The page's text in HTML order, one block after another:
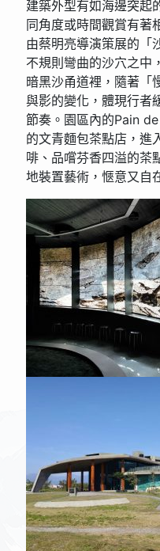
建築外型有如海邊突起
同角度或時間觀賞有著
由蔡明亮導演策展的「
不規則彎曲的沙穴之中
暗黑沙甬道裡，隨著「
與影的變化，體現行者
節奏。園區內的Pain
的文青麵包茶點店，進
啡、品嚐芬香四溢的茶
地裝置藝術，愜意又自